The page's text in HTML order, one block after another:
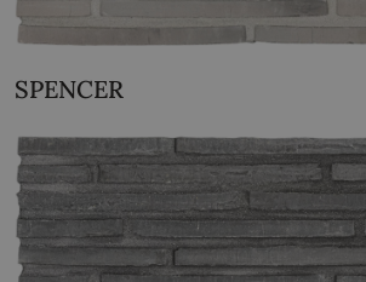
SPENCER